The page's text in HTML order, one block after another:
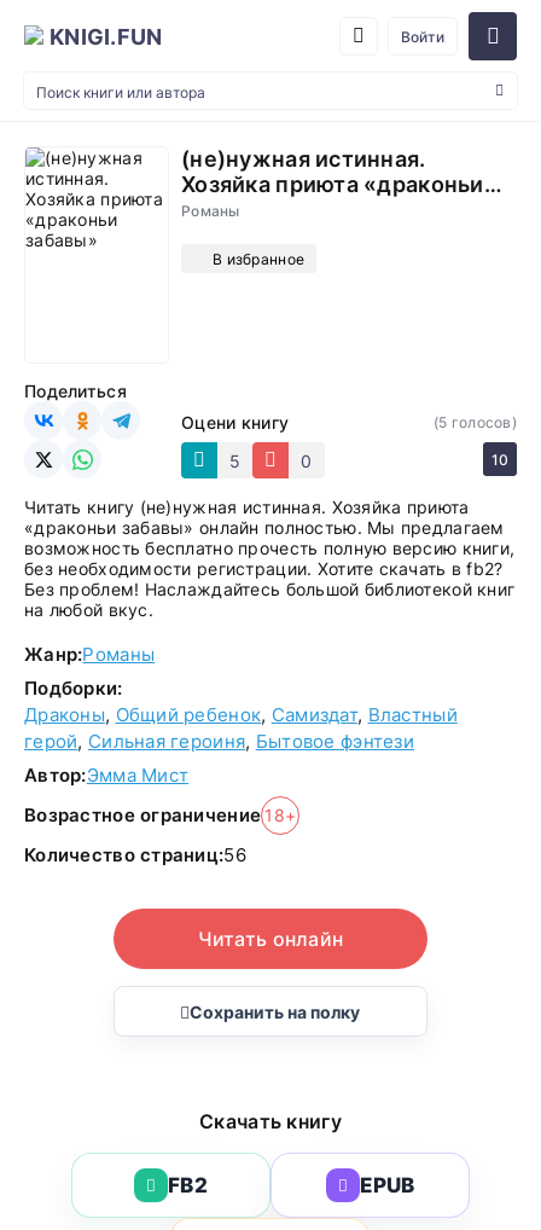
KNIGI.FUN Войти
(не)нужная истинная.
Хозяйка приюта «драконьи
забавы»
Романы
В избранное
Оцени книгу
5
0
(5 голосов)
10
Поделиться
Читать книгу (не)нужная истинная. Хозяйка приюта
«драконьи забавы» онлайн полностью. Мы предлагаем
возможность бесплатно прочесть полную версию книги,
без необходимости регистрации. Хотите скачать в fb2?
Без проблем! Наслаждайтесь большой библиотекой книг
на любой вкус.
Жанр:Романы
Подборки:
Драконы, Общий ребенок, Самиздат, Властный
герой, Сильная героиня, Бытовое фэнтези
Автор:Эмма Мист
Возрастное ограничение 18+
Количество страниц:56
Читать онлайн
Сохранить на полку
Скачать книгу
FB2 EPUB